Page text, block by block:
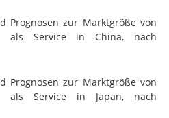
Prognosen zur Marktgröße von
als Service in China, nach
Prognosen zur Marktgröße von
als Service in Japan, nach